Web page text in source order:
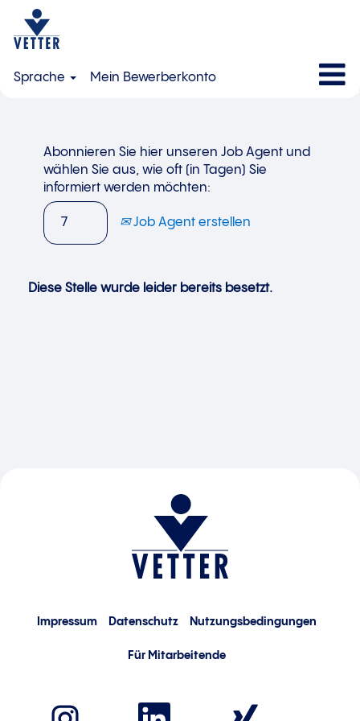
Sprache Mein Bewerberkonto
Abonnieren Sie hier unseren Job Agent und
wählen Sie aus, wie oft (in Tagen) Sie
informiert werden möchten:
Job Agent erstellen
Diese Stelle wurde leider bereits besetzt.
Impressum Datenschutz Nutzungsbedingungen
Für Mitarbeitende
W
W